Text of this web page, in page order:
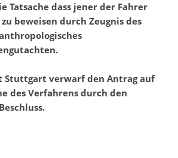
Tatsache dass jener der Fahrer
beweisen durch Zeugnis des
Stuttgart verwarf den Antrag auf
des Verfahrens durch den